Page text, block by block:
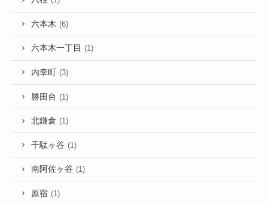
六本木 (6)
六本木一丁目 (1)
内幸町 (3)
勝田台 (1)
北鎌倉 (1)
千駄ヶ谷 (1)
南阿佐ヶ谷 (1)
原宿 (1)